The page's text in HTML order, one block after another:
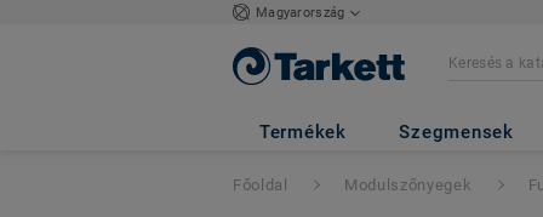
Magyarország
Termékek Szegmensek
Fuse Landscape
Főoldal Modulszőnyegek